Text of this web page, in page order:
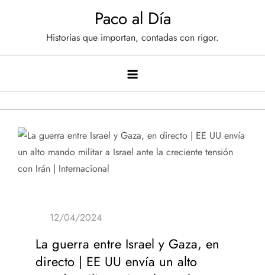
Paco al Día
Historias que importan, contadas con rigor.
La guerra entre Israel y Gaza, en
directo | EE UU envía un alto